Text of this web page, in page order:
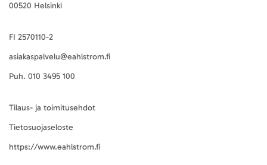
00520 Helsinki
FI 2570110-2
asiakaspalvelu@eahlstrom.fi
Puh. 010 3495 100
Tilaus- ja toimitusehdot
Tietosuojaseloste
https://www.eahlstrom.fi